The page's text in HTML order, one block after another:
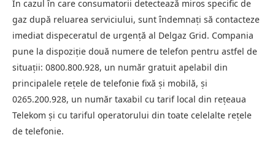
În cazul în care consumatorii detectează miros specific de
gaz după reluarea serviciului, sunt îndemnați să contacteze
imediat dispeceratul de urgență al Delgaz Grid. Compania
pune la dispoziție două numere de telefon pentru astfel de
situații: 0800.800.928, un număr gratuit apelabil din
principalele rețele de telefonie fixă și mobilă, și
0265.200.928, un număr taxabil cu tarif local din rețeaua
Telekom și cu tariful operatorului din toate celelalte rețele
de telefonie.